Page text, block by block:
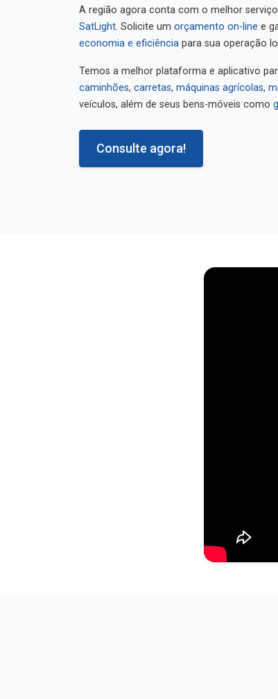
A região agora conta com o melhor
SatLight . Solicite um orçamento on-line e
economia e eficiência para sua operação
Temos a melhor plataforma e aplicativo
caminhões carretas máquinas agrícolas
veículos, além de seus bens-móveis como
Consulte agora!